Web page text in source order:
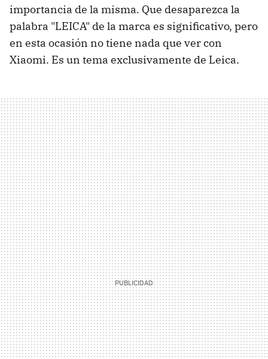
importancia de la misma. Que desaparezca la
palabra "LEICA" de la marca es significativo, pero
en esta ocasión no tiene nada que ver con
Xiaomi. Es un tema exclusivamente de Leica.